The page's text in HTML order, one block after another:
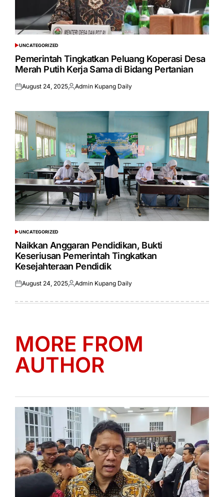
POSTED
IN
UNCATEGORIZED
Pemerintah Tingkatkan Peluang Koperasi Desa
Merah Putih Kerja Sama di Bidang Pertanian
Posted
August 24, 2025Posted
Admin Kupang Daily
POSTED
IN
UNCATEGORIZED
Naikkan Anggaran Pendidikan, Bukti
Keseriusan Pemerintah Tingkatkan
Kesejahteraan Pendidik
Posted
August 24, 2025Posted
Admin Kupang Daily
MORE FROM
AUTHOR